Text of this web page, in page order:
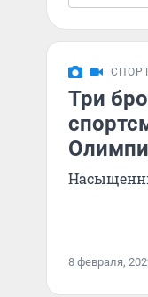
Три
8 февраля,